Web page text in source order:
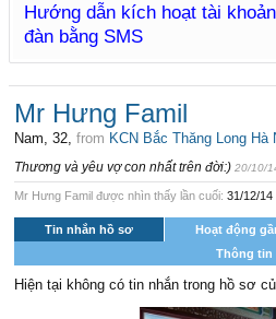
Hướng dẫn kích hoạt tài
đàn bằng SMS
Mr Hưng Famil
Nam, 32, from KCN Bắc Thăng Long Hà
Thương và yêu vợ con nhất trên đời:) 20/10/
Mr Hưng Famil được nhìn thấy lần cuối: 31/12/14
Tin nhắn hồ sơ Hoạt động
Thông tin
Hiện tại không có tin nhắn trong hồ sơ